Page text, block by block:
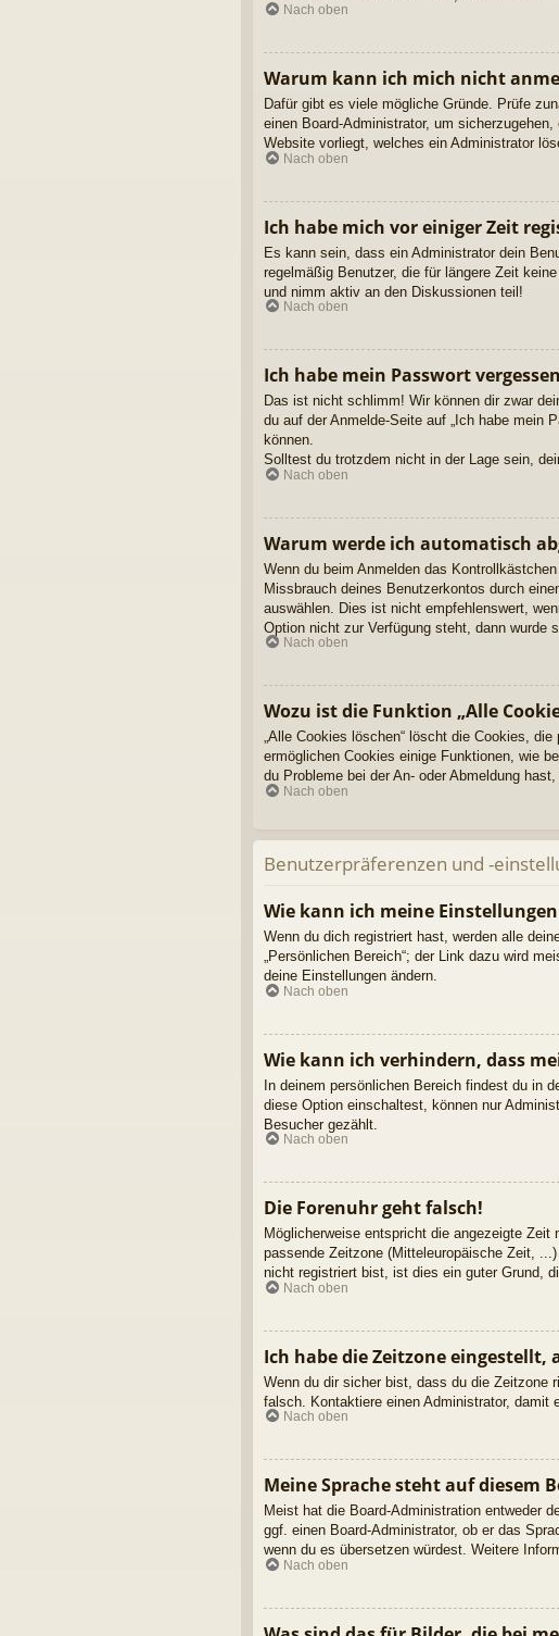
Nach oben
Warum kann ich mich nicht
Dafür gibt es viele mögliche Gründe. Prüfe
einen Board-Administrator, um
Website vorliegt, welches ein Administrator
Nach oben
Ich habe mich vor einiger Zeit
Es kann sein, dass ein Administrator dein
regelmäßig Benutzer, die für längere Zeit
und nimm aktiv an den Diskussionen teil!
Nach oben
Ich habe mein Passwort
Das ist nicht schlimm! Wir können dir zwar
du auf der Anmelde-Seite auf „Ich habe mein
können.
Solltest du trotzdem nicht in der Lage sein,
Nach oben
Warum werde ich automatisch
Wenn du beim Anmelden das
Missbrauch deines Benutzerkontos durch
auswählen. Dies ist nicht empfehlenswert,
Option nicht zur Verfügung steht, dann wurde
Nach oben
Wozu ist die Funktion „Alle
„Alle Cookies löschen“ löscht die Cookies,
ermöglichen Cookies einige Funktionen, wie
du Probleme bei der An- oder Abmeldung
Nach oben
Benutzerpräferenzen und -
Wie kann ich meine
Wenn du dich registriert hast, werden alle
„Persönlichen Bereich“; der Link dazu wird
deine Einstellungen ändern.
Nach oben
Wie kann ich verhindern, dass
In deinem persönlichen Bereich findest du in
diese Option einschaltest, können nur
Besucher gezählt.
Nach oben
Die Forenuhr geht falsch!
Möglicherweise entspricht die angezeigte
passende Zeitzone (Mitteleuropäische Zeit,
nicht registriert bist, ist dies ein guter Grund,
Nach oben
Ich habe die Zeitzone
Wenn du dir sicher bist, dass du die Zeitzone
falsch. Kontaktiere einen Administrator, damit
Nach oben
Meine Sprache steht auf diesem
Meist hat die Board-Administration entweder
ggf. einen Board-Administrator, ob er das
wenn du es übersetzen würdest. Weitere
Nach oben